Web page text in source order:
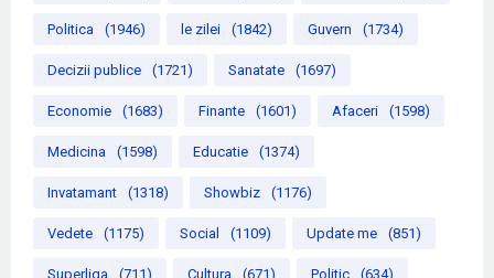
Politica (1946) le zilei (1842) Guvern (1734)
Decizii publice (1721) Sanatate (1697)
Economie (1683) Finante (1601) Afaceri (1598)
Medicina (1598) Educatie (1374)
Invatamant (1318) Showbiz (1176)
Vedete (1175) Social (1109) Update me (851)
Superliga (711) Cultura (671) Politic (634)